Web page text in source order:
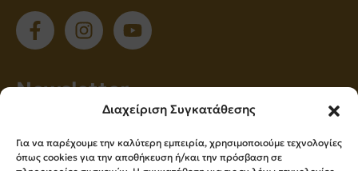
Διαχείριση Συγκατάθεσης
Για να παρέχουμε την καλύτερη εμπειρία, χρησιμοποιούμε τεχνολογίες
όπως cookies για την αποθήκευση ή/και την πρόσβαση σε
Νewsletter
ενημερώνεστε πρώτοι για όλα τα νέα μας!